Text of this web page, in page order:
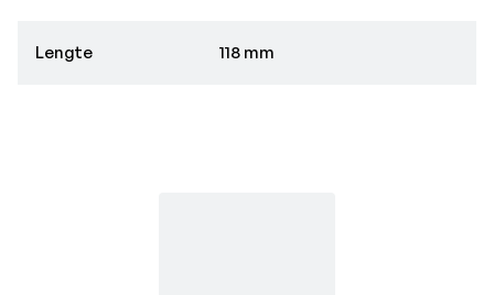
Lengte 118 mm